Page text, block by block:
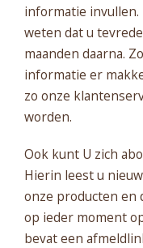
informatie
weten dat u
maanden daarna.
informatie er
zo onze
worden.
Ook kunt U zich
Hierin leest u
onze producten en
op ieder moment
bevat een